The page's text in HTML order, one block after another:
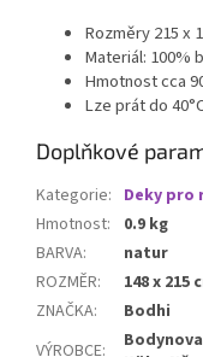
Rozměry 215 x
Materiál: 100%
Hmotnost cca
Lze prát do
Doplňkové
Kategorie: Deky pro
Hmotnost:
0.9 kg
BARVA:
natur
ROZMĚR:
148 x 215
ZNAČKA:
Bodhi
VÝROBCE: